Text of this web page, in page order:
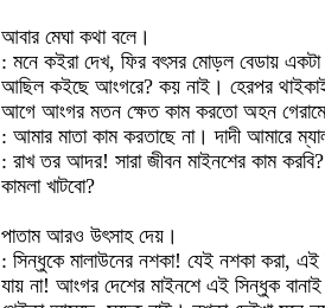
আবার মেঘা কথা বলে।
: মনে কইরা দেখ, ফির বৎসর মোড়ল বেডায়
আছিল কইছে আংগরে? কয় নাই। হেরপর থাইকাই
আগে আংগর মতন ক্ষেত কাম করতো অহন
: আমার মাতা কাম করতাছে না। দাদী আমারে
: রাখ তর আদর! সারা জীবন মাইনশের কাম
কামলা খাটবো?
পাতাম আরও উৎসাহ দেয়।
: সিন্ধুকে মালাউনের নশকা! যেই নশকা করা, এই
যায় না! আংগর দেশের মাইনশে এই সিন্ধুক